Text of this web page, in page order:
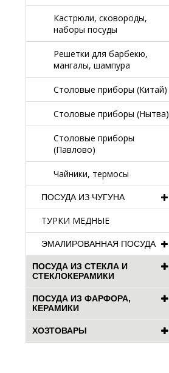
Кастрюли, сковороды,
наборы посуды
Решетки для барбекю,
мангалы, шампура
Столовые приборы (Китай)
Столовые приборы (Нытва)
Столовые приборы
(Павлово)
Чайники, термосы
ПОСУДА ИЗ ЧУГУНА
ТУРКИ МЕДНЫЕ
ЭМАЛИРОВАННАЯ ПОСУДА
ПОСУДА ИЗ СТЕКЛА И
СТЕКЛОКЕРАМИКИ
ПОСУДА ИЗ ФАРФОРА,
КЕРАМИКИ
ХОЗТОВАРЫ